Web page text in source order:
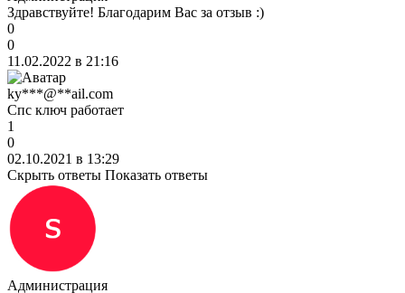
Здравствуйте! Благодарим Вас за отзыв :)
0
0
11.02.2022 в 21:16
ky***@**ail.com
Спс ключ работает
1
0
02.10.2021 в 13:29
Скрыть ответы Показать ответы
Администрация